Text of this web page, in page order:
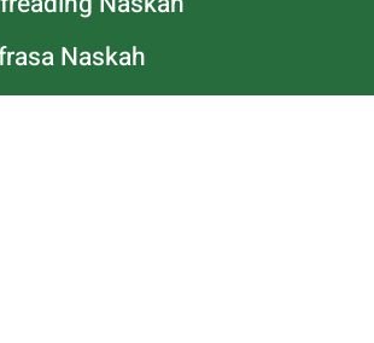
Visioner